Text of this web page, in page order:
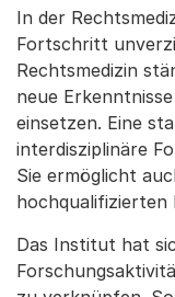
In der
Fortschritt
Rechtsmedizin
neue
einsetzen. Eine
interdisziplinäre
Sie ermöglicht
hochqualifizierten
Das Institut hat